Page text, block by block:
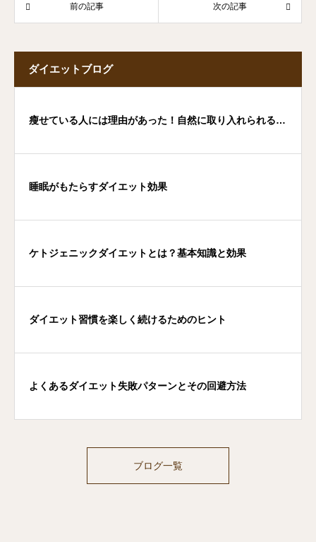
前の記事 次の記事
ダイエットブログ
瘦せている人には理由があった！自然に取り入れられる生
睡眠がもたらすダイエット効果
ケトジェニックダイエットとは？基本知識と効果
ダイエット習慣を楽しく続けるためのヒント
よくあるダイエット失敗パターンとその回避方法
ブログ一覧